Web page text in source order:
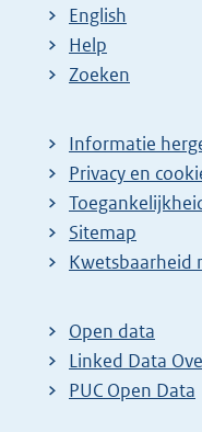
English
Help
Zoeken
Informatie
Privacy en
Sitemap
E
t
e
r
Kwetsbaarheid
Open data
Linked Data
PUC Open Data